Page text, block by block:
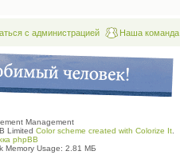
Наша команда
с администрацией
Management
Limited Color scheme created with Colorize It
phpBB
Memory Usage: 2.81 МБ